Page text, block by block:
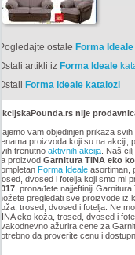
ostale Forma Ideale
artikli iz Forma Ideale
Forma Ideale katalozi
nije
vam objedinjen prikaza svih
proizvoda koji su na akciji,
trenutno aktivnih akcija. Naš cilj
proizvod Garnitura TINA eko
Forma Idealeasortiman,
dvosed i fotelja koji smo mi
, pronađete najjeftiniji
pregledati sve proizvode iz
trosed, dvosed i fotelja. Ne
eko koža, trosed, dvosed i
ažurira cene za
da proverite cenu i